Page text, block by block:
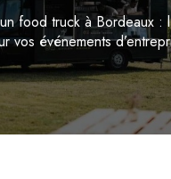
food truck à Bordeaux :
vos événements